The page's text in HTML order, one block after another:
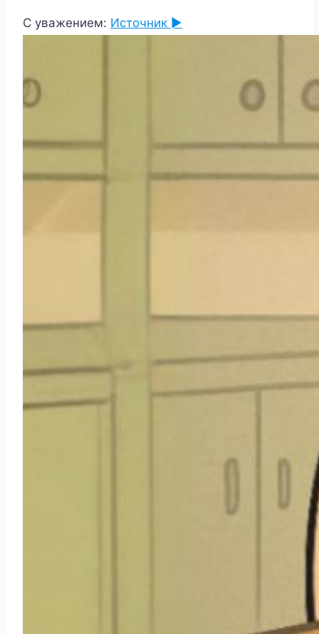
С уважением: Источник ►